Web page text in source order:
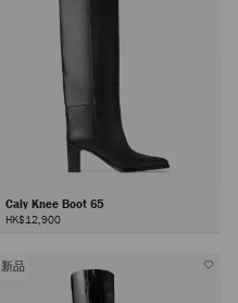
Caly Knee Boot 65
HK$12,900
新品